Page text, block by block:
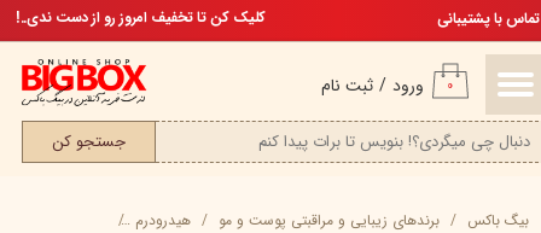
ورود / ثبت نام
حساب کاربری من
تغییر گذر واژه
سفارشات
۰
جستجو کن
تخفیف ویژه، برای مامان خوشگلمکلیک کن تا تخفیف امروز رو از دست ندی..! تماس با پشتیبانی
بیگ باکس برند‌های زیبایی و مراقبتی پوست و مو هیدرودرم